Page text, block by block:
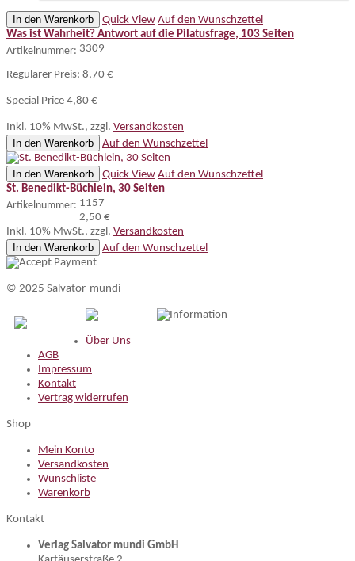
In den Warenkorb Quick View Auf den Wunschzettel
Was ist Wahrheit? Antwort auf die Pilatusfrage, 103 Seiten
Artikelnummer: 3309
Regulärer Preis: 8,70 €
Special Price 4,80 €
Inkl. 10% MwSt., zzgl. Versandkosten
In den Warenkorb
Auf den Wunschzettel
In den Warenkorb Quick View Auf den Wunschzettel
St. Benedikt-Büchlein, 30 Seiten
Artikelnummer: 1157
2,50 €
Inkl. 10% MwSt., zzgl. Versandkosten
In den Warenkorb
Auf den Wunschzettel
© 2025 Salvator-mundi
Information
Über Uns
AGB
Impressum
Kontakt
Vertrag widerrufen
Shop
Mein Konto
Versandkosten
Wunschliste
Warenkorb
Kontakt
Verlag Salvator mundi GmbH